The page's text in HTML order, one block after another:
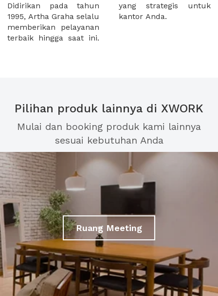
Didirikan pada tahun
1995, Artha Graha selalu
memberikan pelayanan
terbaik hingga saat ini.
yang strategis untuk
kantor Anda.
Pilihan produk lainnya di XWORK
Mulai dan booking produk kami lainnya
sesuai kebutuhan Anda
Ruang Meeting